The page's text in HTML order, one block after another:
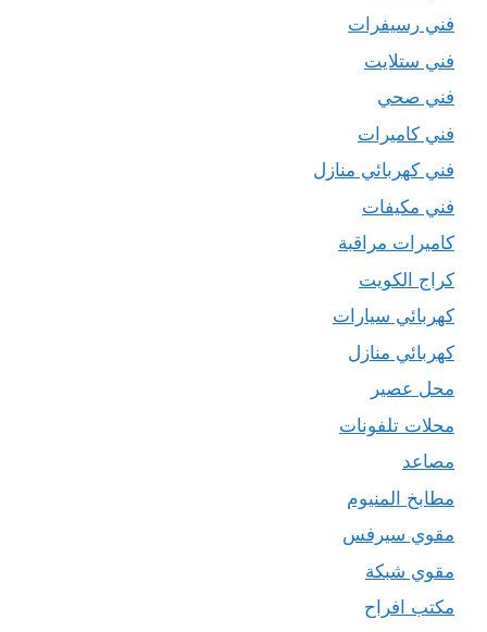
فني رسيفرات
فني ستلايت
فني صحي
فني كاميرات
فني كهربائي منازل
فني مكيفات
كاميرات مراقبة
كراج الكويت
كهربائي سيارات
كهربائي منازل
محل عصير
محلات تلفونات
مصاعد
مطابخ المنيوم
مقوي سيرفس
مقوي شبكة
مكتب افراح